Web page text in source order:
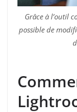
Grâce à l’outil
possible de